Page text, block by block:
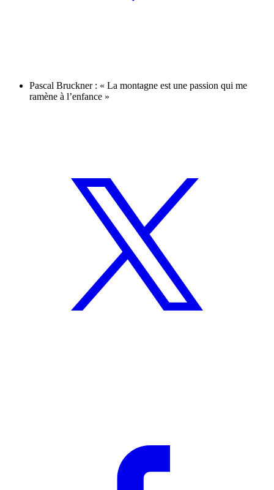
Pascal Bruckner : « La montagne est une passion qui me
ramène à l’enfance »